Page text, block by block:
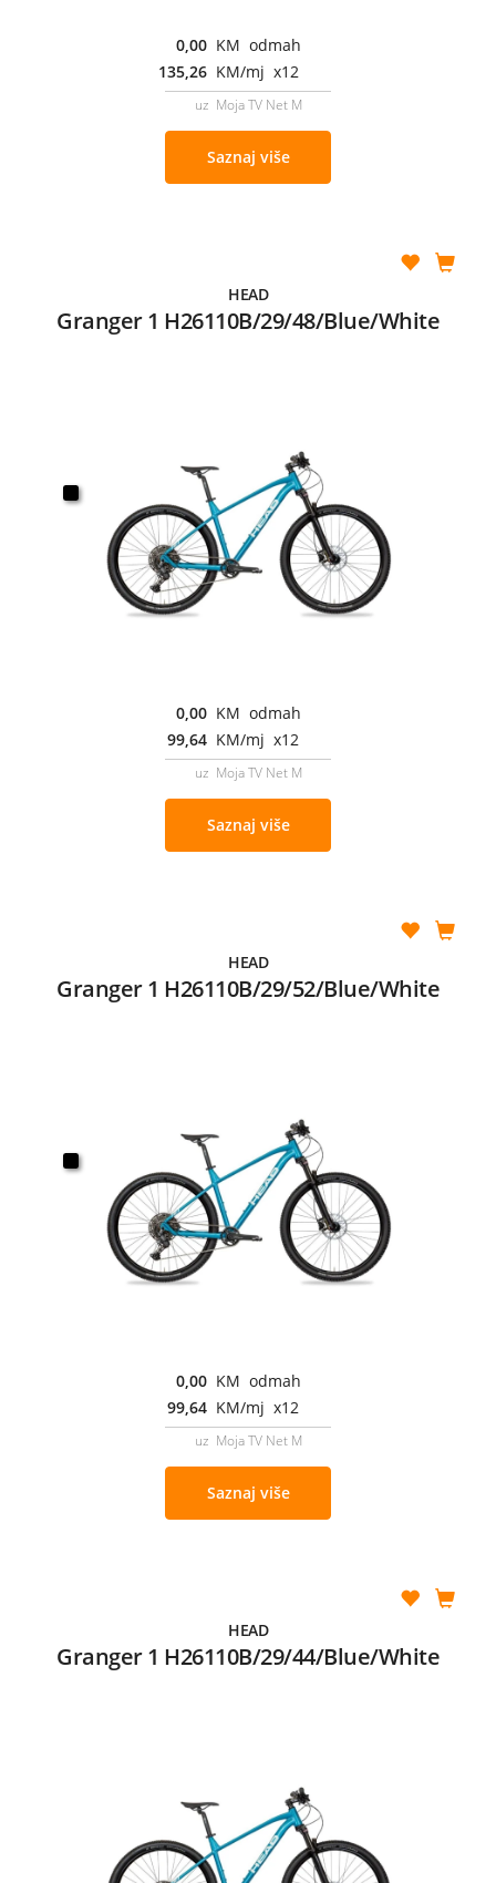
0,00 KM odmah
135,26 KM/mj x12
uz Moja TV Net M
Saznaj više
HEAD
Granger 1 H26110B/29/48/Blue/White
0,00 KM odmah
99,64 KM/mj x12
uz Moja TV Net M
Saznaj više
HEAD
Granger 1 H26110B/29/52/Blue/White
0,00 KM odmah
99,64 KM/mj x12
uz Moja TV Net M
Saznaj više
HEAD
Granger 1 H26110B/29/44/Blue/White